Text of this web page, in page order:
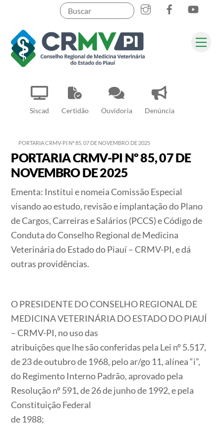
content
Siscad Certidão Ouvidoria Denúncia
InstagramFacebook
Pesquisar
PORTARIA CRMV-PI Nº 85, 07 DE NOVEMBRO DE 2025
PORTARIA CRMV-PI Nº 85, 07 DE
NOVEMBRO DE 2025
Ementa: Institui e nomeia Comissão Especial
visando ao estudo, revisão e implantação do Plano
de Cargos, Carreiras e Salários (PCCS) e Código de
Conduta do Conselho Regional de Medicina
Veterinária do Estado do Piauí – CRMV-PI, e dá
outras providências.
O PRESIDENTE DO CONSELHO REGIONAL DE
MEDICINA VETERINÁRIA DO ESTADO DO PIAUÍ
– CRMV-PI, no uso das
atribuições que lhe são conferidas pela Lei nº 5.517,
de 23 de outubro de 1968, pelo ar/go 11, alínea “i”,
do Regimento Interno Padrão, aprovado pela
Resolução nº 591, de 26 de junho de 1992, e pela
Constituição Federal
de 1988;